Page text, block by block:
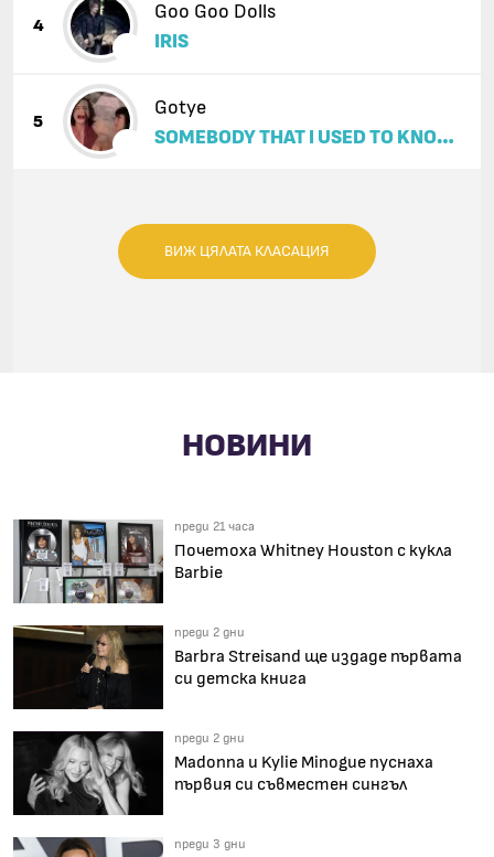
4
Goo Goo Dolls
IRIS
5
Gotye
SOMEBODY THAT I USED TO KNOW
ВИЖ ЦЯЛАТА КЛАСАЦИЯ
НОВИНИ
преди 21 часа
Почетоха Whitney Houston с кукла
Barbie
преди 2 дни
Barbra Streisand ще издаде първата
си детска книга
преди 2 дни
Madonna и Kylie Minogue пуснаха
първия си съвместен сингъл
преди 3 дни